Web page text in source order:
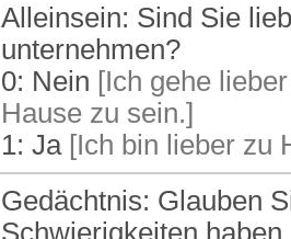
Alleinsein: Sind Sie
unternehmen?
0: Nein [Ich gehe
Hause zu sein.]
1: Ja[Ich bin lieber zu
Gedächtnis: Glauben
Schwierigkeiten